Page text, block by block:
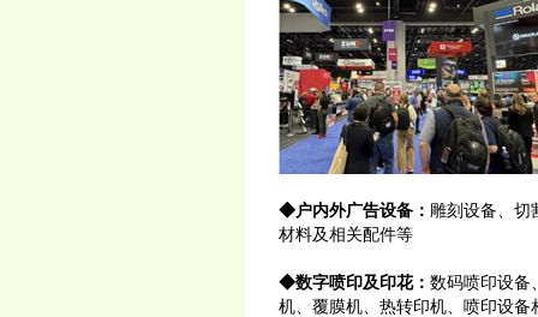
◆户内外广告设备： 雕刻设备、切
材料及相关配件等
◆数字喷印及印花： 数码喷印设备
机、覆膜机、热转印机、喷印设